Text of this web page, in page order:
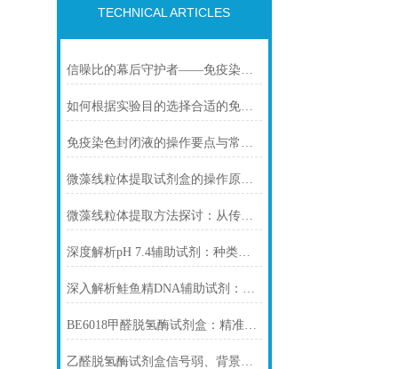
TECHNICAL ARTICLES
信噪比的幕后守护者——免疫染色洗涤液的科学原理与核心价值
如何根据实验目的选择合适的免疫染色封闭剂
免疫染色封闭液的操作要点与常见问题解决方案
微藻线粒体提取试剂盒的操作原理与实验优化指南
微藻线粒体提取方法探讨：从传统技术到试剂盒方案
深度解析pH 7.4辅助试剂：种类、选择
深入解析鲑鱼精DNA辅助试剂：原理、特性与规范操作
BE6018甲醛脱氢酶试剂盒：精准检测赋能多领域，标准化流程破解行业痛点
乙醛脱氢酶试剂盒信号弱、背景高、重复性差怎么办？